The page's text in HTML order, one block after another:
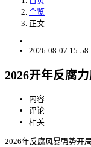
全览
正文
2026-08-07
2026开年反腐
内容
评论
相关
2026年反腐风暴强势开